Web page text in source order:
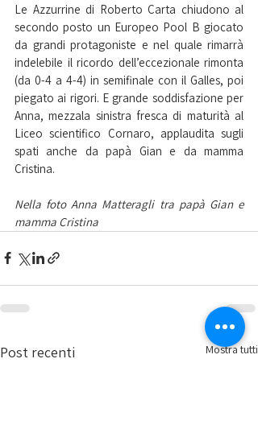
Le Azzurrine di Roberto Carta chiudono al
secondo posto un Europeo Pool B giocato
da grandi protagoniste e nel quale rimarrà
indelebile il ricordo dell’eccezionale rimonta
(da 0-4 a 4-4) in semifinale con il Galles, poi
piegato ai rigori. E grande soddisfazione per
Anna, mezzala sinistra fresca di maturità al
Liceo scientifico Cornaro, applaudita sugli
spati anche da papà Gian e da mamma
Cristina.
Nella foto Anna Matteragli tra papà Gian e
mamma Cristina
Post recenti Mostra tutti